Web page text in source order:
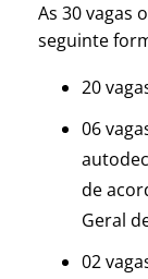
As 30 vagas
seguinte
20
06
de
Geral
02